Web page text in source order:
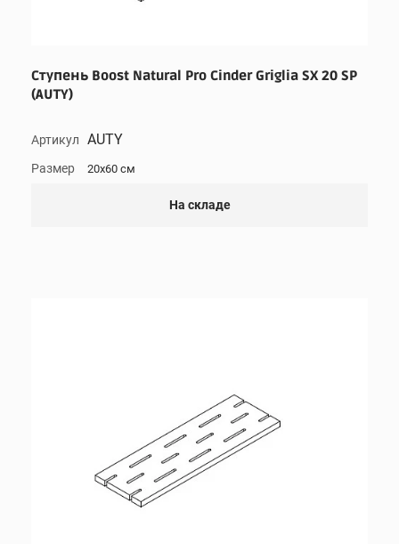
Ступень Boost Natural Pro Cinder Griglia SX 20 SP
(AUTY)
Артикул AUTY
Размер 20x60 см
На складе